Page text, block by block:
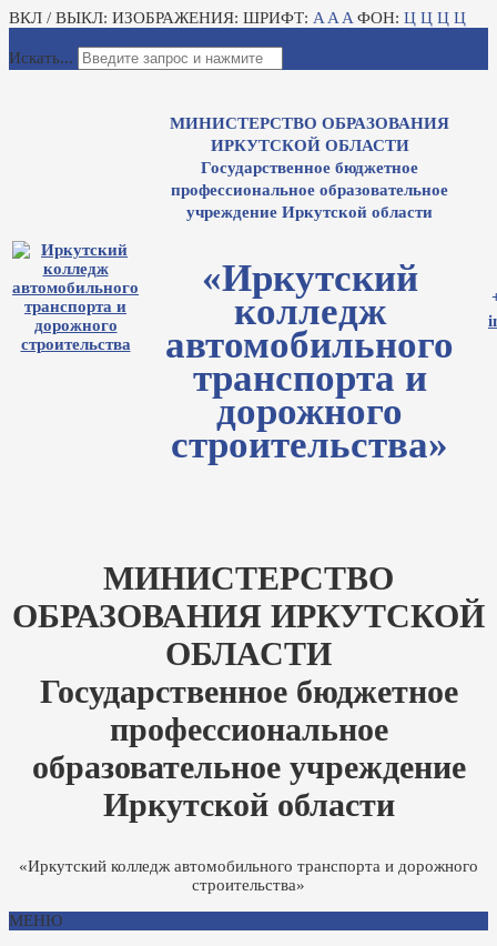
ВКЛ / ВЫКЛ: ИЗОБРАЖЕНИЯ: ШРИФТ: A A A ФОН: Ц Ц Ц Ц
Искать...
МИНИСТЕРСТВО ОБРАЗОВАНИЯ
ИРКУТСКОЙ ОБЛАСТИ
Государственное бюджетное
профессиональное образовательное
учреждение Иркутской области
«Иркутский
колледж
автомобильного
транспорта и
дорожного
строительства»
МИНИСТЕРСТВО
ОБРАЗОВАНИЯ ИРКУТСКОЙ
ОБЛАСТИ
Государственное бюджетное
профессиональное
образовательное учреждение
Иркутской области
«Иркутский колледж автомобильного транспорта и дорожного
строительства»
МЕНЮ